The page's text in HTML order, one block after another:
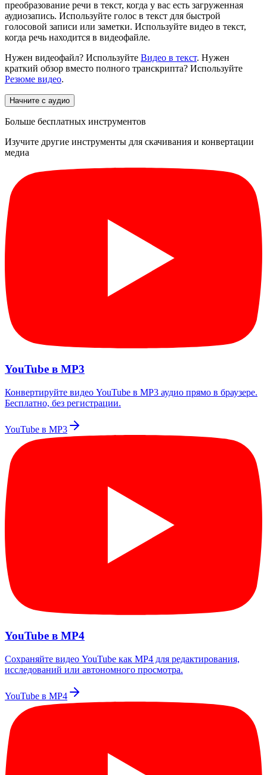
преобразование речи в текст, когда у вас есть загруженная
аудиозапись. Используйте голос в текст для быстрой
голосовой записи или заметки. Используйте видео в текст,
когда речь находится в видеофайле.
Нужен видеофайл? Используйте Видео в текст. Нужен
краткий обзор вместо полного транскрипта? Используйте
Резюме видео.
Начните с аудио
Больше бесплатных инструментов
Изучите другие инструменты для скачивания и конвертации
медиа
YouTube в MP3
Конвертируйте видео YouTube в MP3 аудио прямо в браузере.
Бесплатно, без регистрации.
YouTube в MP3
YouTube в MP4
Сохраняйте видео YouTube как MP4 для редактирования,
исследований или автономного просмотра.
YouTube в MP4